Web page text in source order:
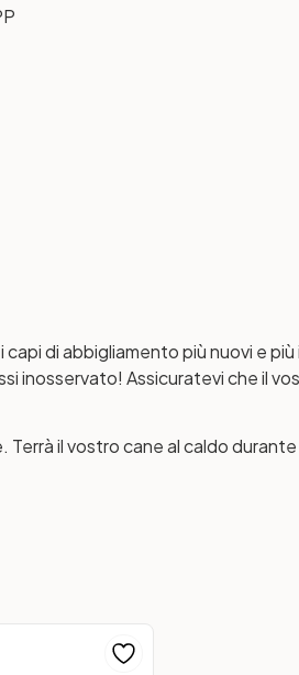
di abbigliamento più nuovi e
inosservato! Assicuratevi che il
il vostro cane al caldo